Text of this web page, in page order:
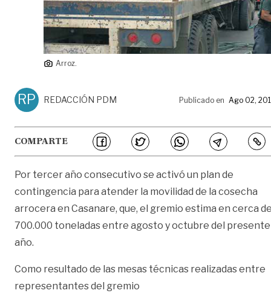
Arroz.
RP REDACCIÓN PDM Publicado en Ago 02,
COMPARTE
Por tercer año consecutivo se activó un plan de
contingencia para atender la movilidad de la cosecha
arrocera en Casanare, que, el gremio estima en cerca
700.000 toneladas entre agosto y octubre del presente
año.
Como resultado de las mesas técnicas realizadas entre
representantes del gremio